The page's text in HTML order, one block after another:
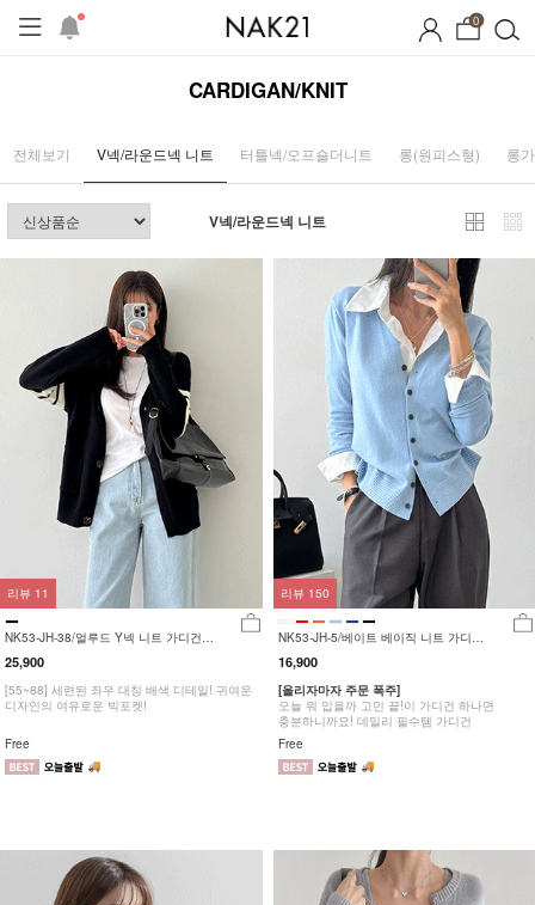
0
시즌오프 1+1 기획세트 자체제작 여름
CARDIGAN/KNIT
전체보기 V넥/라운드넥 니트 터틀넥/오프숄더니트 롱(원피스형) 롱
V넥/라운드넥 니트
NK53-JH-38/얼루드 Y넥 니트 가디건
_DY
25,900
[55~88] 세련된 좌우 대칭 배색 디테일! 귀여운
디자인의 여유로운 빅포켓!
Free
리뷰 11
NK53-JH-5/베이트 베이직 니트 가디건
_YN
16,900
[올리자마자 주문 폭주]
오늘 뭐 입을까 고민 끝!이 가디건 하나면
충분하니까요! 데일리 필수템 가디건
Free
리뷰 150